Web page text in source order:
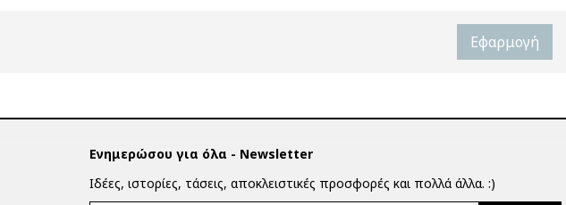
Εφαρμογή
Ενημερώσου για όλα - Newsletter
Ιδέες, ιστορίες, τάσεις, αποκλειστικές προσφορές και πολλά άλλα. :)